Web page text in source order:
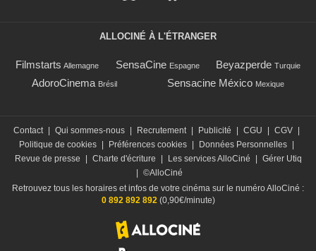
ALLOCINÉ À L'ÉTRANGER
Filmstarts Allemagne SensaCine Espagne Beyazperde Turquie
AdoroCinema Brésil Sensacine México Mexique
Contact Qui sommes-nous Recrutement Publicité CGU CGV
Politique de cookies
Préférences cookies Données Personnelles
Revue de presse
Charte d'écriture Les services AlloCiné
Gérer Utiq
©AlloCiné
Retrouvez tous les horaires et infos de votre cinéma sur le numéro AlloCiné :
0 892 892 892(0,90€/minute)